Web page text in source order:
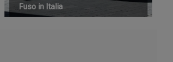
Fuso in Italia